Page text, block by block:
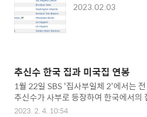
2023.02.03
추신수 한국 집과 미국집 연봉
1월 22일 SBS '집사부일체 2'에서는
추신수가 사부로 등장하여 한국에서의
는 시간을 가졌습니다. 이대호도 추신수
2023. 2. 4. 10:54